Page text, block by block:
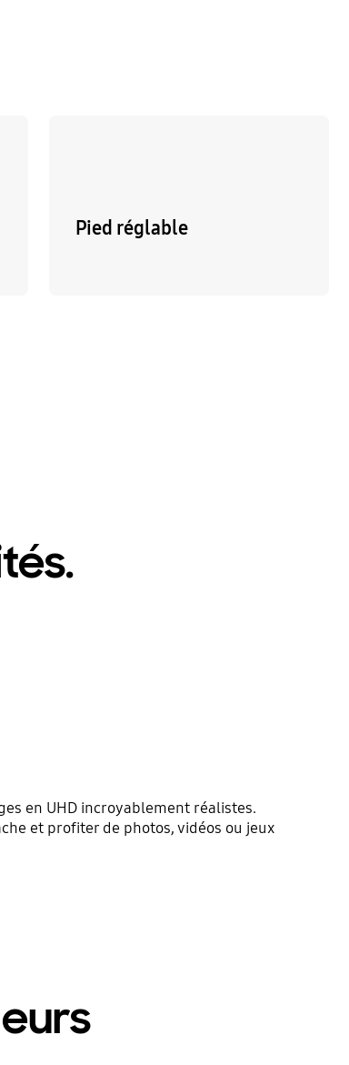
Pied réglable
en UHD incroyablement réalistes.
et profiter de photos, vidéos ou jeux